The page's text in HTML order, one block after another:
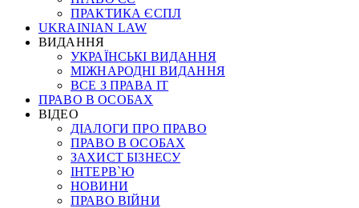
ПРАКТИКА ЄСПЛ
UKRAINIAN LAW
ВИДАННЯ
УКРАЇНСЬКІ ВИДАННЯ
МІЖНАРОДНІ ВИДАННЯ
ВСЕ З ПРАВА ІТ
ПРАВО В ОСОБАХ
ВІДЕО
ДІАЛОГИ ПРО ПРАВО
ПРАВО В ОСОБАХ
ЗАХИСТ БІЗНЕСУ
ІНТЕРВ`Ю
НОВИНИ
ПРАВО ВІЙНИ